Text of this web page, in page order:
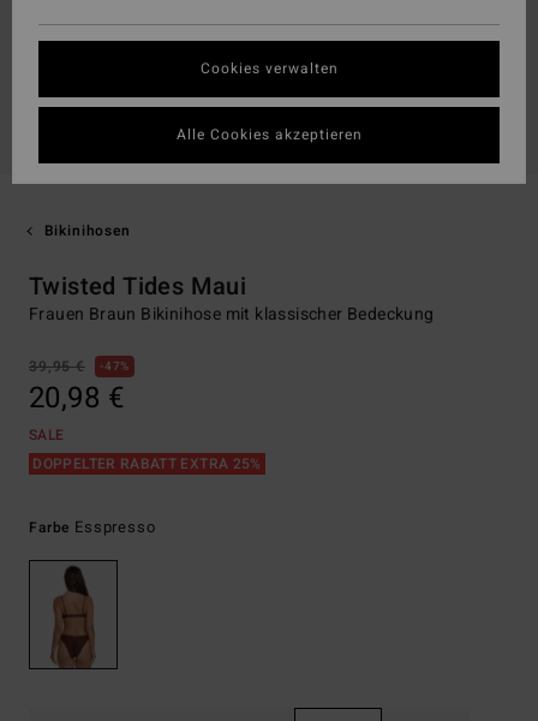
Bikinihosen
Twisted Tides Maui
Frauen Braun Bikinihose mit klassischer Bedeckung
39,95 € 47%
20,98 €
SALE
DOPPELTER RABATT EXTRA 25%
Farbe Esspresso
Cookies verwalten
Alle Cookies akzeptieren